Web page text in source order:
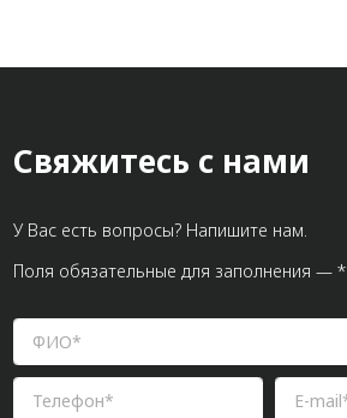
Свяжитесь с нами
У Вас есть вопросы? Напишите нам.
Поля обязательные для заполнения — *